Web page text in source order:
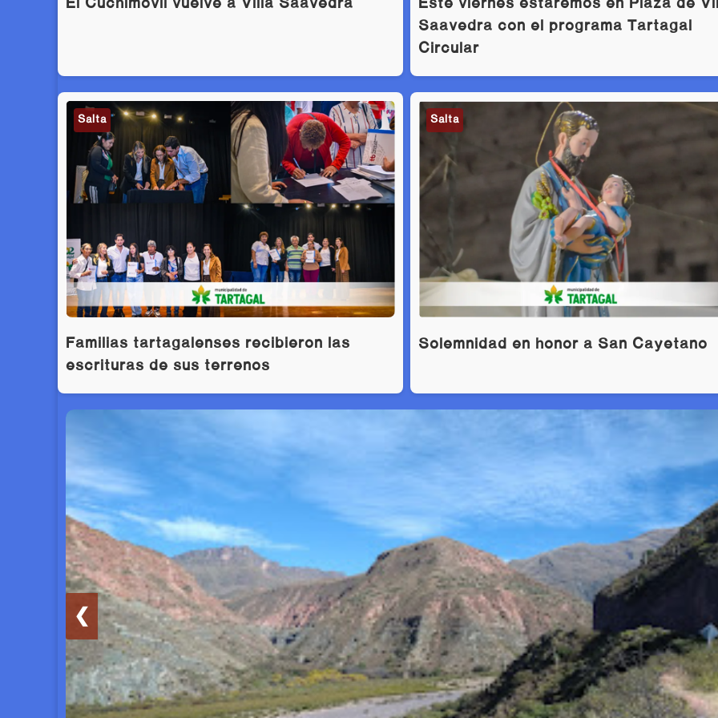
El Cuchimóvil vuelve a Villa Saavedra
Este viernes estaremos en Plaza de
Saavedra con el programa Tartagal
Circular
Salta
Familias tartagalenses recibieron las
escrituras de sus terrenos
Salta
Solemnidad en honor a San Cayetano
❮